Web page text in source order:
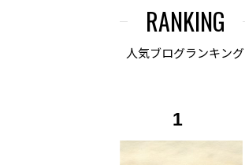
RANKING
人気ブログランキング
1